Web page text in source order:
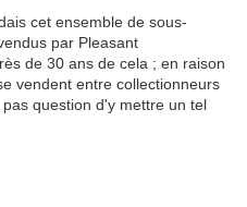
cet ensemble de sous-
par Pleasant
de 30 ans de cela ; en raison
vendent entre collectionneurs
question d'y mettre un tel